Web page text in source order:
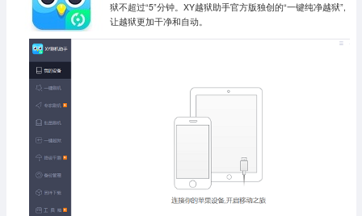
狱不超过“5”分钟。XY越狱助手官方版独创的“一键纯净越狱”,
让越狱更加干净和自动。